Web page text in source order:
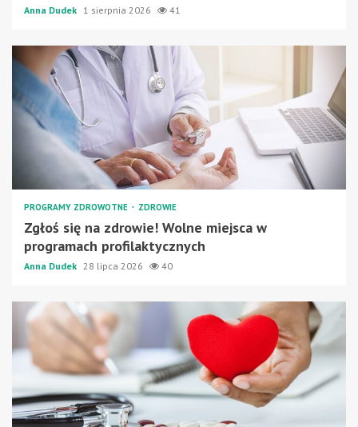
Anna Dudek 1 sierpnia 2026 41
PROGRAMY ZDROWOTNE ZDROWIE
Zgłoś się na zdrowie! Wolne miejsca w
programach profilaktycznych
Anna Dudek 28 lipca 2026 40